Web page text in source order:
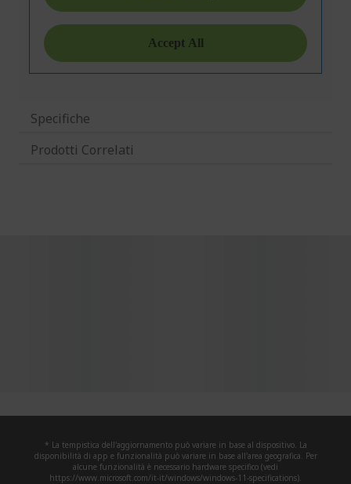
Specifiche
Prodotti Correlati
* La tempistica dell'aggiornamento può variare in base al dispositivo. La
disponibilità di app e funzionalità può variare in base all'area geografica. Per
alcune funzionalità è necessario hardware specifico (vedi
https://www.microsoft.com/it-it/windows/windows-11-specifications).